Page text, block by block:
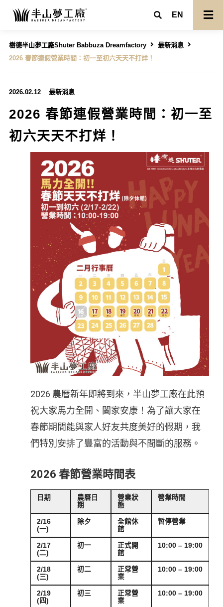
EN
樹德半山夢工廠Shuter Babbuza Dreamfactory
最新消息
2026 春節連假營業時間：初一至初六天天不打烊！
2026.02.12 最新消息
2026 春節連假營業時間：初一至
初六天天不打烊！
2026 農曆新年即將到來，半山夢工廠在此預
祝大家馬力全開、闔家安康！為了讓大家在
春節期間能與家人好友共度美好的假期，我
們特別安排了豐富的活動與不間斷的服務。
2026 春節營業時間表
日期
農曆日
期
營業狀
態
營業時間
2/16
(一)
除夕
全館休
館
暫停營業
2/17
(二)
初一
正式開
館
10:00 – 19:00
2/18
(三)
初二
正常營
業
10:00 – 19:00
2/19
(四)
初三
正常營
業
10:00 – 19:00